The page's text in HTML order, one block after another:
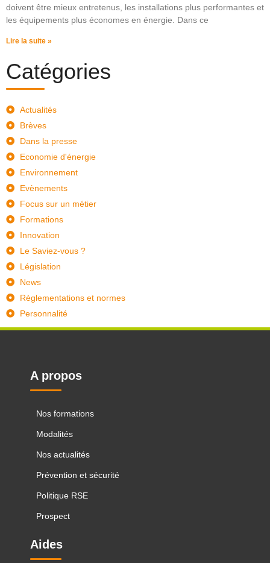
doivent être mieux entretenus, les installations plus performantes et
les équipements plus économes en énergie. Dans ce
Lire la suite »
Catégories
Actualités
Brèves
Dans la presse
Economie d'énergie
Environnement
Evènements
Focus sur un métier
Formations
Innovation
Le Saviez-vous ?
Législation
News
Règlementations et normes
Personnalité
A propos
Nos formations
Modalités
Nos actualités
Prévention et sécurité
Politique RSE
Prospect
Aides